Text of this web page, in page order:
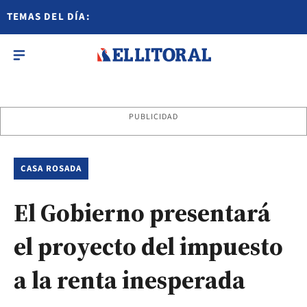
TEMAS DEL DÍA:
PUBLICIDAD
CASA ROSADA
El Gobierno presentará
el proyecto del impuesto
a la renta inesperada